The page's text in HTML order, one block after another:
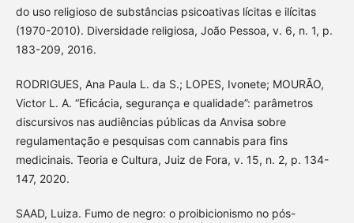
do uso religioso de substâncias psicoativas lícitas e ilícitas
(1970-2010). Diversidade religiosa, João Pessoa, v. 6, n. 1, p.
183-209, 2016.
RODRIGUES, Ana Paula L. da S.; LOPES, Ivonete; MOURÃO,
Victor L. A. “Eficácia, segurança e qualidade”: parâmetros
discursivos nas audiências públicas da Anvisa sobre
regulamentação e pesquisas com cannabis para fins
medicinais. Teoria e Cultura, Juiz de Fora, v. 15, n. 2, p. 134-
147, 2020.
SAAD, Luiza. Fumo de negro: o proibicionismo no pós-